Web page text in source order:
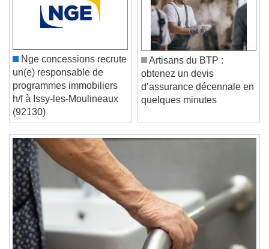
Play
Skip Backward
Skip Forward
Unmute
Duration-:-
Loaded:0%
Stream Type LIVE
Seek to live, currently behind live
LIVE
Playback Rate
Chapters
Chapters
Descriptions
descriptions off, selected
Subtitles
, opens subtitles
Nge concessions recrute
un(e) responsable de
programmes immobiliers
h/f à Issy-les-Moulineaux
(92130)
Artisans du BTP :
obtenez un devis
d’assurance décennale en